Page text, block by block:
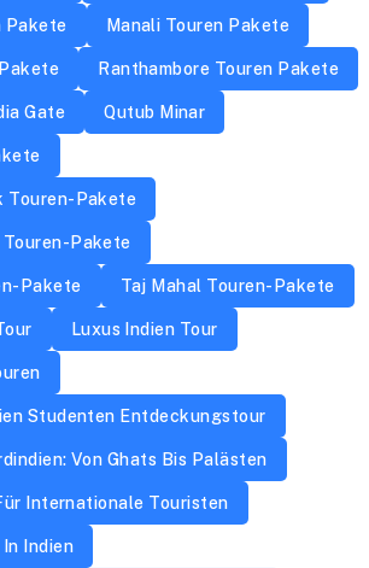
Pakete Manali Touren Pakete
Ranthambore Touren Pakete
Gate Qutub Minar
Touren-Pakete
Touren-Pakete
Pakete Taj Mahal Touren-Pakete
Luxus Indien Tour
Studenten Entdeckungstour
Von Ghats Bis Palästen
Internationale Touristen
Indien